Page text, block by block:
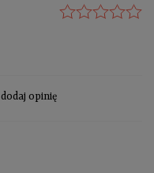
dodaj opinię